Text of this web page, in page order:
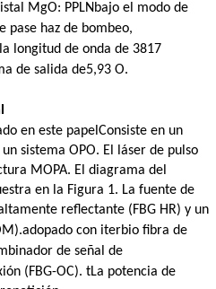
MgO: PPLN bajo el modo de
pase haz de bombeo,
longitud de onda de 3817
de salida de5,93 O.
en este papel Consiste en un
sistema OPO. El láser de pulso
MOPA. El diagrama del
en la Figura 1. La fuente de
reflectante (FBG HR) y un
adopado con iterbio fibra de
de señal de
(FBG-OC). tLa potencia de